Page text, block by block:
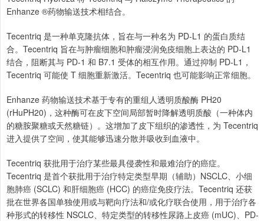
Enhanze ®药物输送技术相结合。
Tecentriq 是一种单克隆抗体，旨在与一种名为 PD-L1 的蛋白质结
合。Tecentriq 旨在与肿瘤细胞和肿瘤浸润免疫细胞上表达的 PD-L1
结合，阻断其与 PD-1 和 B7.1 受体的相互作用。通过抑制 PD-L1，
Tecentriq 可能使 T 细胞重新激活。Tecentriq 也可能影响正常细胞。
Enhanze 药物输送技术基于专有的重组人透明质酸酶 PH20
(rHuPH20)，这种酶可在皮下空间局部暂时降解透明质酸（一种体内
的糖胺聚糖或天然糖链）。这增加了皮下组织的渗透性，为 Tecentriq
进入提供了空间，使其能够迅速分散并吸收到血液中。
Tecentriq 获批用于治疗某些最具侵袭性和最难治疗的癌症。
Tecentriq 是首个获批用于治疗特定类型早期（辅助）NSCLC、小细
胞肺癌 (SCLC) 和肝细胞癌 (HCC) 的癌症免疫疗法。Tecentriq 还获
批在世界各国单独使用或与靶向疗法和/或化疗联合使用，用于治疗各
种形式的转移性 NSCLC、特定类型的转移性尿路上皮癌 (mUC)、PD-